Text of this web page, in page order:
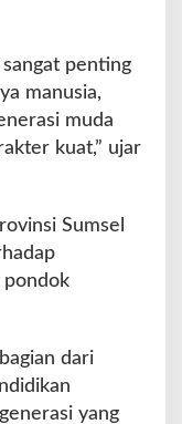
penting
manusia,
muda
kuat,” ujar
Sumsel
pondok
dari
yang